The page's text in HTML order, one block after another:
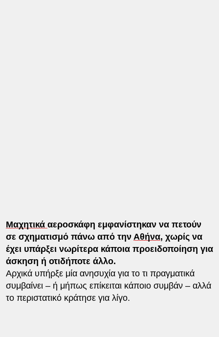
Μαχητικά αεροσκάφη εμφανίστηκαν να πετούν
σε σχηματισμό πάνω από την Αθήνα, χωρίς να
έχει υπάρξει νωρίτερα κάποια προειδοποίηση για
άσκηση ή οτιδήποτε άλλο.
Αρχικά υπήρξε μία ανησυχία για το τι πραγματικά
συμβαίνει – ή μήπως επίκειται κάποιο συμβάν – αλλά
το περιστατικό κράτησε για λίγο.